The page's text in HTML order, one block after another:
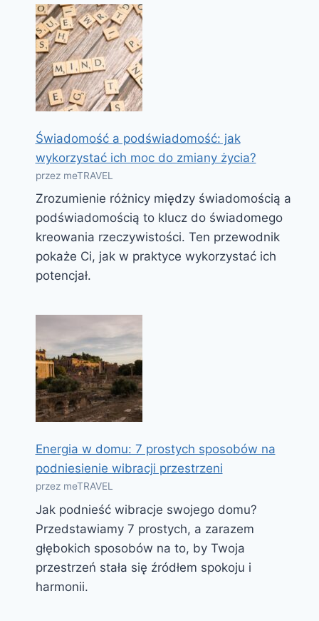
Świadomość a podświadomość: jak
wykorzystać ich moc do zmiany życia?
przez meTRAVEL
Zrozumienie różnicy między świadomością a
podświadomością to klucz do świadomego
kreowania rzeczywistości. Ten przewodnik
pokaże Ci, jak w praktyce wykorzystać ich
potencjał.
Energia w domu: 7 prostych sposobów na
podniesienie wibracji przestrzeni
przez meTRAVEL
Jak podnieść wibracje swojego domu?
Przedstawiamy 7 prostych, a zarazem
głębokich sposobów na to, by Twoja
przestrzeń stała się źródłem spokoju i
harmonii.